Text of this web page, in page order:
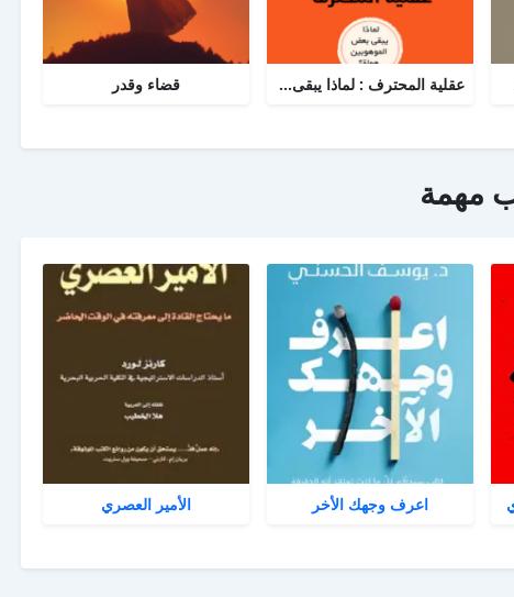
عقلية المحترف : لماذا يبقى البعض هواة رغم الموهبة؟ قضاء وقدر
مهمة
اعرف وجهك الأخر الأمير العصري